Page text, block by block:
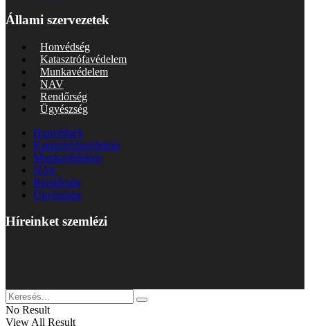
Állami szervezetek
Honvédség
Katasztrófavédelem
Munkavédelem
NAV
Rendőrség
Ügyészség
Honvédség
Katasztrófavédelem
Munkavédelem
NAV
Rendőrség
Ügyészség
Híreinket szemlézi
No Result
View All Result